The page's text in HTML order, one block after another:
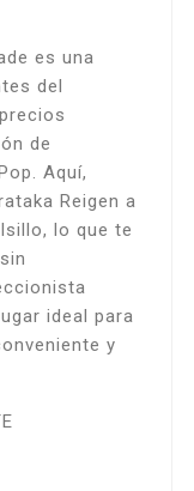
es una
del
de
Aquí,
Reigen a
lo que te
ideal para
y